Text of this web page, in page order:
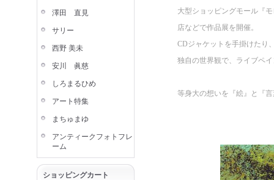
澤田 直見
サリー
西野 美未
安川 眞慈
しろまるひめ
アート特集
まちゅまゆ
アンティークフォトフレ
ーム
ショッピングカート
大型ショッピングモール『
店などで作品展を開催。
CDジャケットを手掛けたり
独自の世界観で、ライブペ
等身大の想いを『絵』と『